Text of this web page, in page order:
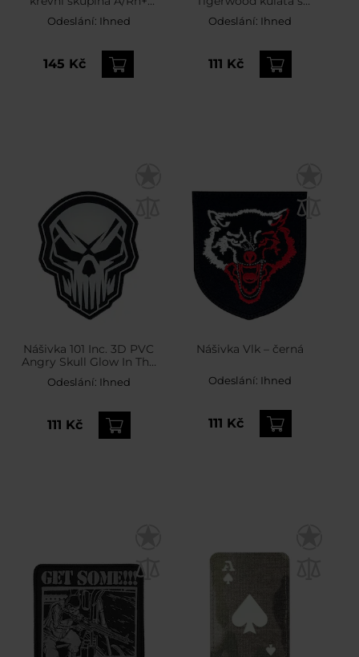
černý - 2 ks.
Odeslání: Ihned
145 Kč
možností personalizace –
zelená
Odeslání: Ihned
111 Kč
Nášivka 101 Inc. 3D PVC
Angry Skull Glow In The
Dark
Odeslání: Ihned
111 Kč
Nášivka Vlk – černá
Odeslání: Ihned
111 Kč